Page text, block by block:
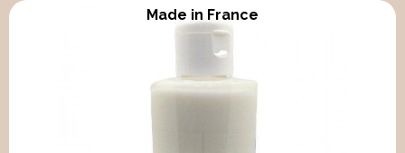
Made in France